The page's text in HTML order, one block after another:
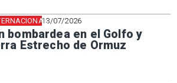
13/07/2026
bombardea en el Golfo y
Estrecho de Ormuz